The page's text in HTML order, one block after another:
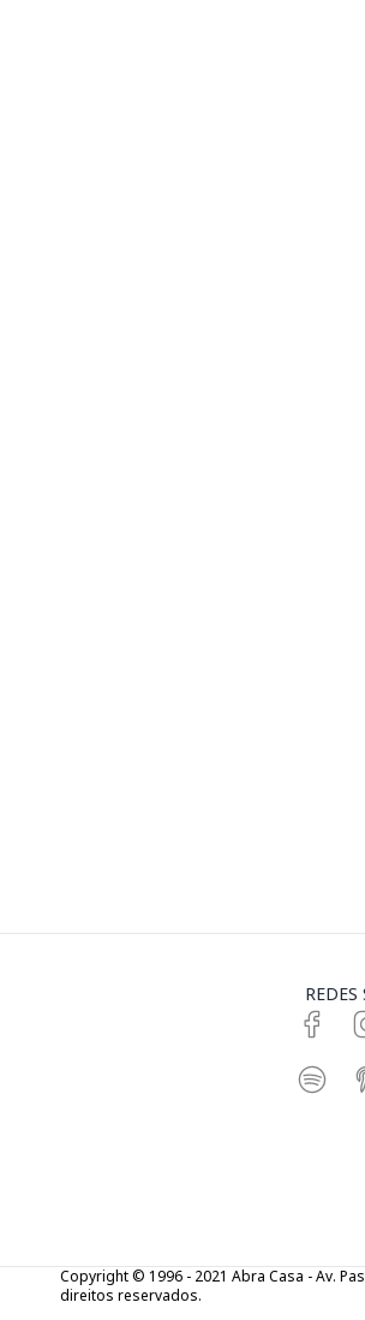
REDES
Copyright © 1996 - 2021 Abra Casa - Av.
direitos reservados.